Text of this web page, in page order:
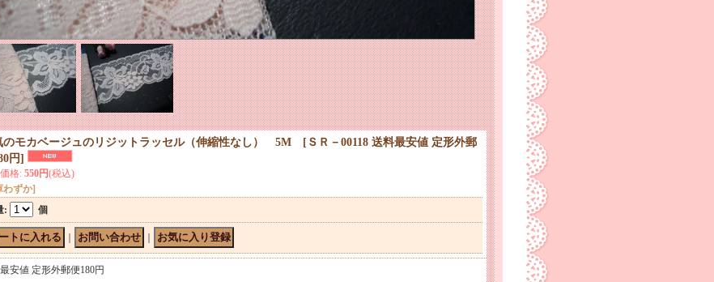
のモカベージュのリジットラッセル（伸縮性なし） 5M [ ＳＲ－00118 送料最安値 定形外郵
円]
格: 550円(税込)
わずか]
: 個
安値 定形外郵便180円